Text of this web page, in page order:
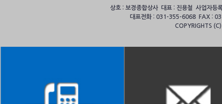
상호 : 보경종합상사 대표 : 진용철 사업자
대표전화 : 031-355-6068 FAX :
COPYRIGHTS (C)